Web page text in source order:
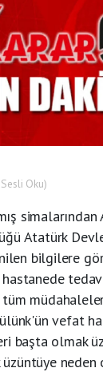
Oku)
Atatürk
bilgilere
vefat
başta olmak